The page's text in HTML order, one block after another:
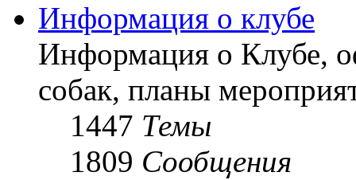
Информация о клубе
Информация о Клубе,
собак, планы
1447 Темы
1809 Сообщения